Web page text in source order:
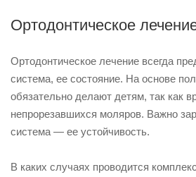
Ортодонтическое
Ортодонтическое лечение всегда
система, ее состояние. На основе
обязательно делают детям, так как
непрорезавшихся моляров. Важно
система — ее устойчивость.
В каких случаях проводится